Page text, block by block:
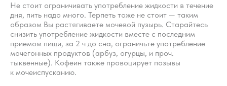
Не стоит ограничивать употребление жидкости в течение
дня, пить надо много. Терпеть тоже не стоит — таким
образом Вы растягиваете мочевой пузырь. Старайтесь
снизить употребление жидкости вместе с последним
приемом пищи, за 2 ч до сна, ограничьте употребление
мочегонных продуктов (арбуз, огурцы, и проч.
тыквенные). Кофеин также провоцирует позывы
к мочеиспусканию.